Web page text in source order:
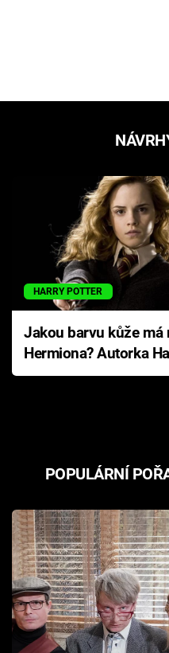
HARRY POTTER
Jakou barvu kůže má
Hermiona? Autorka
Pottera přišla s
POPULÁRNÍ